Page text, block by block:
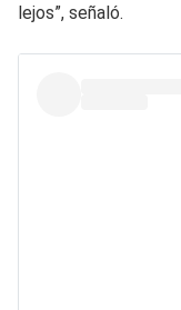
lejos”, señaló.